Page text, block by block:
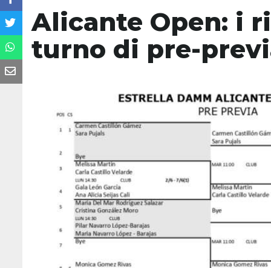
Alicante Open: i
turno di pre-